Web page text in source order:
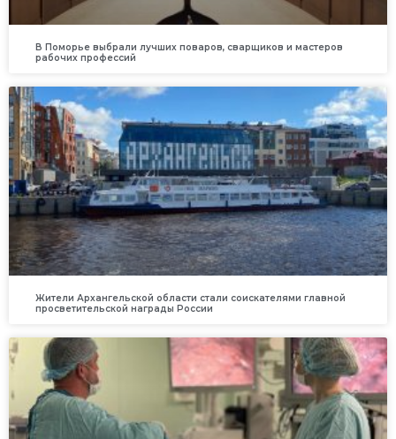
В Поморье выбрали лучших поваров, сварщиков и мастеров
рабочих профессий
Жители Архангельской области стали соискателями главной
просветительской награды России